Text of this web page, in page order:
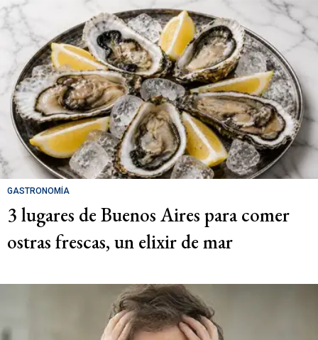
GASTRONOMÍA
3 lugares de Buenos Aires para comer
ostras frescas, un elixir de mar